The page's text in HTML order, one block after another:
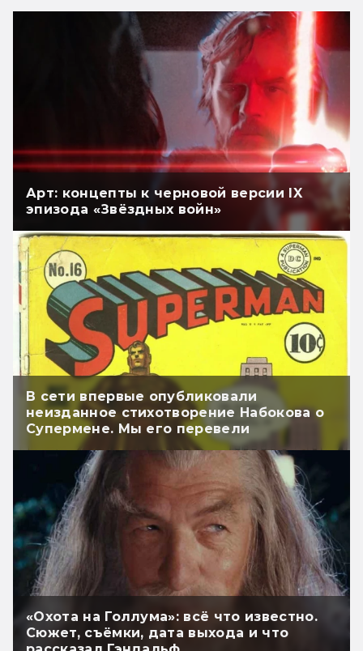
Арт: концепты к черновой версии IX
эпизода «Звёздных войн»
В сети впервые опубликовали
неизданное стихотворение Набокова о
Супермене. Мы его перевели
«Охота на Голлума»: всё что известно.
Сюжет, съёмки, дата выхода и что